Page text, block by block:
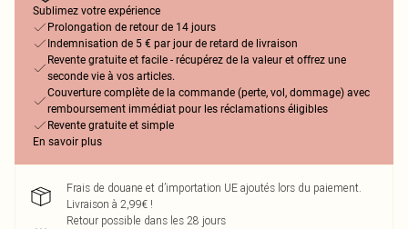
Sublimez votre expérience
Prolongation de retour de 14 jours
Indemnisation de 5 € par jour de retard de livraison
Revente gratuite et facile - récupérez de la valeur et offrez une
seconde vie à vos articles.
Couverture complète de la commande (perte, vol, dommage) avec
remboursement immédiat pour les réclamations éligibles
Revente gratuite et simple
En savoir plus
Frais de douane et d’importation UE ajoutés lors du paiement.
Livraison à 2,99€ !
Retour possible dans les 28 jours